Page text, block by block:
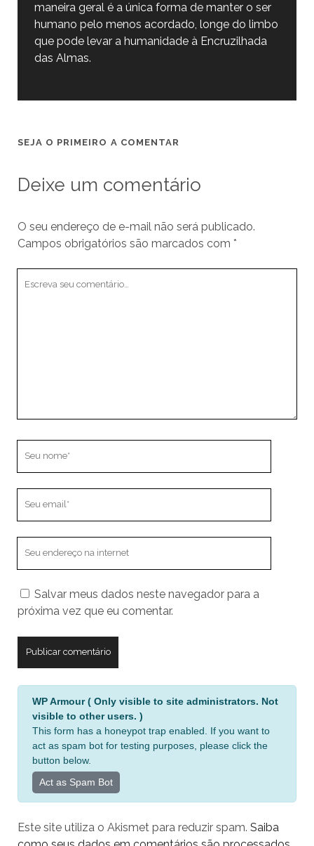
maneira geral é a única forma de manter o ser
humano pelo menos acordado, longe do limbo
que pode levar a humanidade à Encruzilhada
das Almas.
SEJA O PRIMEIRO A COMENTAR
Deixe um comentário
O seu endereço de e-mail não será publicado.
Campos obrigatórios são marcados com *
seu
site
Salvar meus dados neste navegador para a
próxima vez que eu comentar.
i
WP Armour ( Only visible to site administrators. Not
visible to other users. )
This form has a honeypot trap enabled. If you want to
act as spam bot for testing purposes, please click the
button below.
Act as Spam Bot
Este site utiliza o Akismet para reduzir spam. Saiba